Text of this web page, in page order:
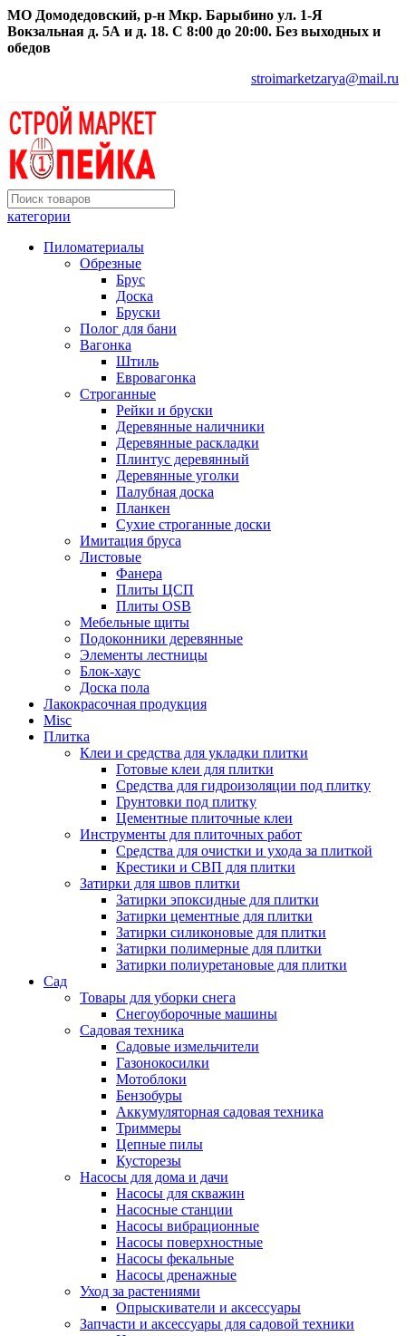
МО Домодедовский, р-н Мкр. Барыбино ул. 1-Я
Вокзальная д. 5А и д. 18. С 8:00 до 20:00. Без выходных и
обедов
stroimarketzarya@mail.ru
категории
Пиломатериалы
Обрезные
Брус
Доска
Бруски
Полог для бани
Вагонка
Штиль
Евровагонка
Строганные
Рейки и бруски
Деревянные наличники
Деревянные раскладки
Плинтус деревянный
Деревянные уголки
Палубная доска
Планкен
Сухие строганные доски
Имитация бруса
Листовые
Фанера
Плиты ЦСП
Плиты OSB
Мебельные щиты
Подоконники деревянные
Элементы лестницы
Блок-хаус
Доска пола
Лакокрасочная продукция
Misc
Плитка
Клеи и средства для укладки плитки
Готовые клеи для плитки
Средства для гидроизоляции под плитку
Грунтовки под плитку
Цементные плиточные клеи
Инструменты для плиточных работ
Средства для очистки и ухода за плиткой
Крестики и СВП для плитки
Затирки для швов плитки
Затирки эпоксидные для плитки
Затирки цементные для плитки
Затирки силиконовые для плитки
Затирки полимерные для плитки
Затирки полиуретановые для плитки
Сад
Товары для уборки снега
Снегоуборочные машины
Садовая техника
Садовые измельчители
Газонокосилки
Мотоблоки
Бензобуры
Аккумуляторная садовая техника
Триммеры
Цепные пилы
Кусторезы
Насосы для дома и дачи
Насосы для скважин
Насосные станции
Насосы вибрационные
Насосы поверхностные
Насосы фекальные
Насосы дренажные
Уход за растениями
Опрыскиватели и аксессуары
Запчасти и аксессуары для садовой техники